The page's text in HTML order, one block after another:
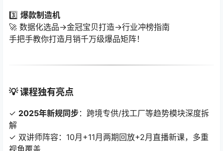
3️⃣ ​ 爆款制造机
🚀 数据化选品→金冠宝贝打造→行业冲榜指南
手把手教你打造月销千万级爆品矩阵！
💡 课程独有亮点
✓ ​ 2025年新规同步​：跨境专供/找工厂等趋势模块深度拆
解
✓ 双讲师阵容：10月+11月两期回放+2月直播新课，多重